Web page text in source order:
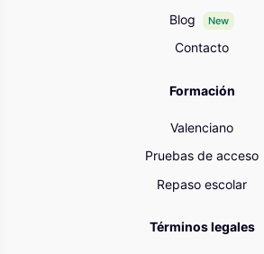
Blog
New
Contacto
Formación
Valenciano
Pruebas de acceso
Repaso escolar
Términos legales